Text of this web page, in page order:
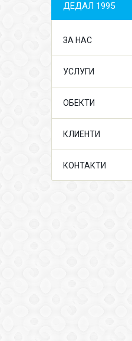
ДЕДАЛ 1995
ЗА НАС
УСЛУГИ
ОБЕКТИ
КЛИЕНТИ
КОНТАКТИ